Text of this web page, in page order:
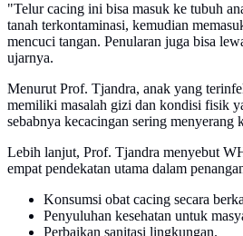
"Telur cacing ini bisa masuk ke tubuh
tanah terkontaminasi, kemudian
mencuci tangan. Penularan juga bisa
ujarnya.
Menurut Prof. Tjandra, anak yang
memiliki masalah gizi dan kondisi fisik
sebabnya kecacingan sering menyerang
Lebih lanjut, Prof. Tjandra menyebut
empat pendekatan utama dalam
Konsumsi obat cacing secara
Penyuluhan kesehatan untuk
Perbaikan sanitasi lingkungan.